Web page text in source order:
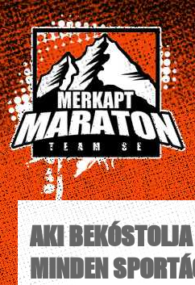
AKI
MINDEN